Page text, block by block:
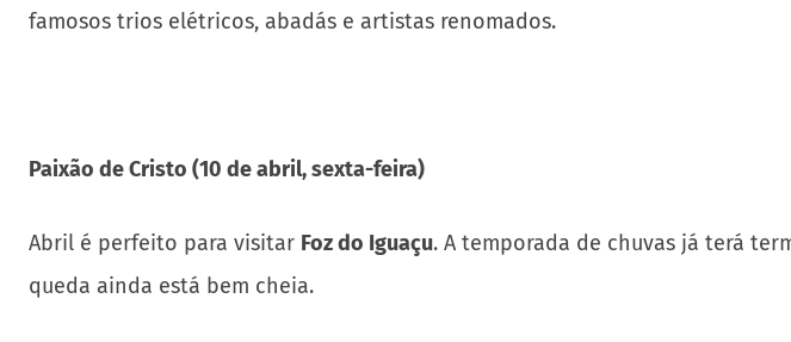
famosos trios elétricos, abadás e artistas renomados.
Paixão de Cristo (10 de abril, sexta-feira)
Abril é perfeito para visitar Foz do Iguaçu. A temporada de chuvas já terá
queda ainda está bem cheia.